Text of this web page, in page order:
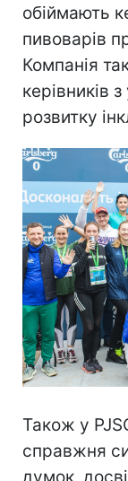
обіймають
пивоварів
Компанія
керівників
розвитку
Також у
справжня
думок,